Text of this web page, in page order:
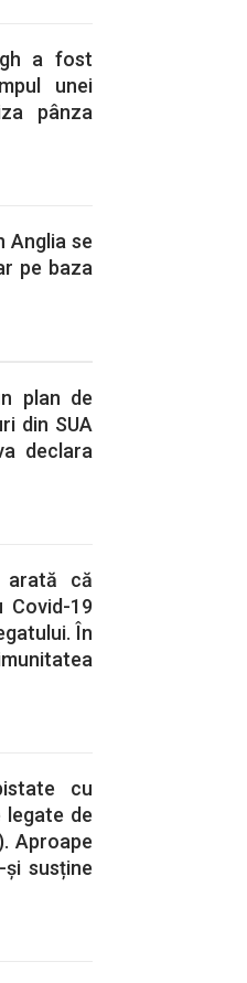
a fost
unei
pânza
Anglia se
pe baza
plan de
din SUA
declara
arată că
Covid-19
În
cu
legate de
Aproape
susține